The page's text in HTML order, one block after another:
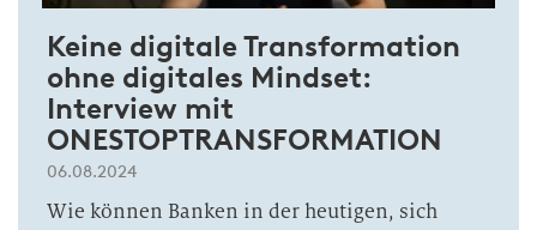
Keine digitale Transformation
ohne digitales Mindset:
Interview mit
ONESTOPTRANSFORMATION
06.08.2024
Wie können Banken in der heutigen, sich